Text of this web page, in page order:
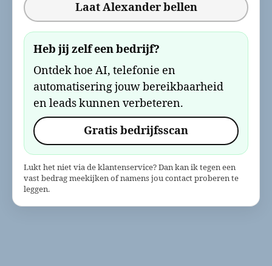
Laat Alexander bellen
Heb jij zelf een bedrijf?
Ontdek hoe AI, telefonie en
automatisering jouw bereikbaarheid
en leads kunnen verbeteren.
Gratis bedrijfsscan
Lukt het niet via de klantenservice? Dan kan ik tegen een
vast bedrag meekijken of namens jou contact proberen te
leggen.